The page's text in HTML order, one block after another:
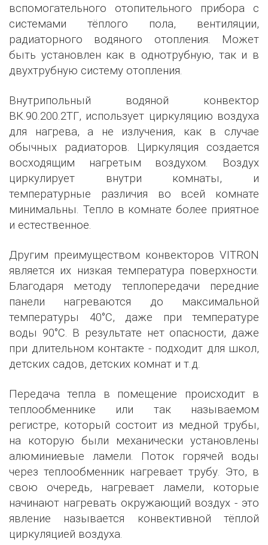
вспомогательного отопительного прибора с
системами тёплого пола, вентиляции,
радиаторного водяного отопления. Может
быть установлен как в однотрубную, так и в
двухтрубную систему отопления.
Внутрипольный водяной конвектор
ВК.90.200.2ТГ, использует циркуляцию воздуха
для нагрева, а не излучения, как в случае
обычных радиаторов. Циркуляция создается
восходящим нагретым воздухом. Воздух
циркулирует внутри комнаты, и
температурные различия во всей комнате
минимальны. Тепло в комнате более приятное
и естественное.
Другим преимуществом конвекторов VITRON
является их низкая температура поверхности.
Благодаря методу теплопередачи передние
панели нагреваются до максимальной
температуры 40°C, даже при температуре
воды 90°C. В результате нет опасности, даже
при длительном контакте - подходит для школ,
детских садов, детских комнат и т.д.
Передача тепла в помещение происходит в
теплообменнике или так называемом
регистре, который состоит из медной трубы,
на которую были механически установлены
алюминиевые ламели. Поток горячей воды
через теплообменник нагревает трубу. Это, в
свою очередь, нагревает ламели, которые
начинают нагревать окружающий воздух - это
явление называется конвективной тёплой
циркуляцией воздуха.